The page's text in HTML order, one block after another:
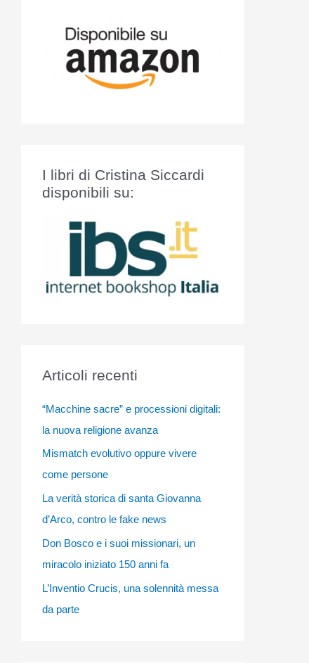
I libri di Cristina Siccardi
disponibili su:
Articoli recenti
“Macchine sacre” e processioni digitali:
la nuova religione avanza
Mismatch evolutivo oppure vivere
come persone
La verità storica di santa Giovanna
d’Arco, contro le fake news
Don Bosco e i suoi missionari, un
miracolo iniziato 150 anni fa
L’Inventio Crucis, una solennità messa
da parte